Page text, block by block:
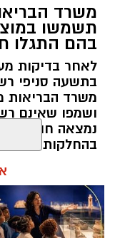
להורדת
עקבו בפייסבוק
עקבו
צילום: עמותת
מישאל שי לוי,
מתנדבים לסייע.
יחד עם מאיר
לקריאה והגיעו
הייעודי
בשלום וללא
דניאל מספר:
משרד
תשמשו
בהם התגלו
לאחר בדיקות
בתשעה סניפי
משרד הבריאות
ושמפו שאינם
נמצאה חומצה
בהחלקות שיער,
להאזנה לתוכן: